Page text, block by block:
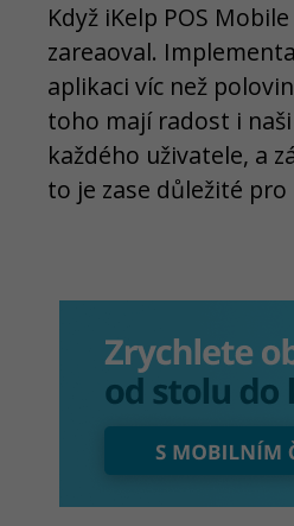
Když iKelp POS
zareaoval.
aplikaci víc než
toho mají radost i
každého uživatele, a
to je zase důležité